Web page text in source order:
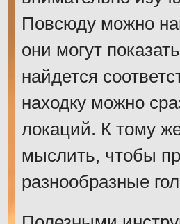
Повсюду можно
они могут
найдется
находку можно
локаций. К тому
мыслить, чтобы
разнообразные